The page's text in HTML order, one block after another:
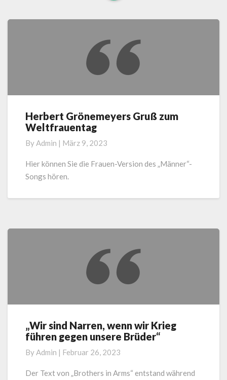
Herbert
Grönemeyers
zum
Weltfrauentag
Herbert Grönemeyers Gruß zum
Weltfrauentag
By Admin | März 9, 2023
Hier können Sie die Frauen-Version des „Männer“-
Songs hören.
„Wir
sind
wenn
wir
„Wir sind Narren, wenn wir Krieg
führen gegen unsere Brüder“
By Admin | Februar 26, 2023
Der Text von „Brothers in Arms“ entstand während